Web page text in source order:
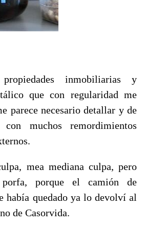
inmobiliarias y
que con regularidad me
parece necesario detallar y de
muchos remordimientos
mea mediana culpa, pero
porfa, porque el camión de
había quedado ya lo devolví al
de Casorvida.